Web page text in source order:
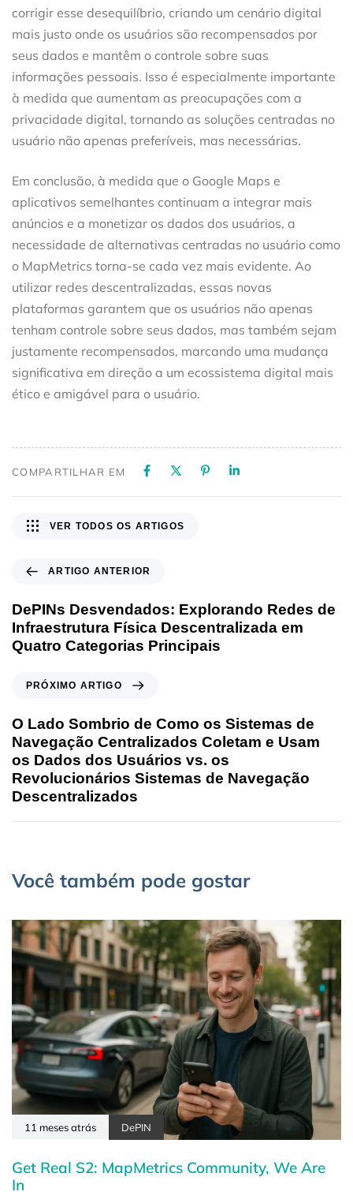
corrigir esse desequilíbrio, criando um cenário digital
mais justo onde os usuários são recompensados por
seus dados e mantêm o controle sobre suas
informações pessoais. Isso é especialmente importante
à medida que aumentam as preocupações com a
privacidade digital, tornando as soluções centradas no
usuário não apenas preferíveis, mas necessárias.
Em conclusão, à medida que o Google Maps e
aplicativos semelhantes continuam a integrar mais
anúncios e a monetizar os dados dos usuários, a
necessidade de alternativas centradas no usuário como
o MapMetrics torna-se cada vez mais evidente. Ao
utilizar redes descentralizadas, essas novas
plataformas garantem que os usuários não apenas
tenham controle sobre seus dados, mas também sejam
justamente recompensados, marcando uma mudança
significativa em direção a um ecossistema digital mais
ético e amigável para o usuário.
COMPARTILHAR EM
ARTIGO ANTERIOR
DePINs Desvendados: Explorando Redes de
Infraestrutura Física Descentralizada em
Quatro Categorias Principais
VER TODOS OS ARTIGOS
PRÓXIMO ARTIGO
O Lado Sombrio de Como os Sistemas de
Navegação Centralizados Coletam e Usam
os Dados dos Usuários vs. os
Revolucionários Sistemas de Navegação
Descentralizados
Você também pode gostar
11 meses atrás DePIN
Get Real S2: MapMetrics Community, We Are
In